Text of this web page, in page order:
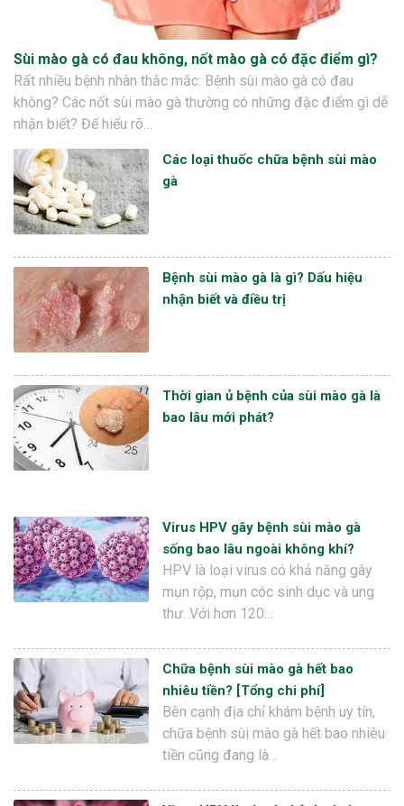
Sùi mào gà có đau không, nốt mào gà có đặc điểm gì?
Rất nhiều bệnh nhân thắc mắc: Bệnh sùi mào gà có đau
không? Các nốt sùi mào gà thường có những đặc điểm gì dễ
nhận biết? Để hiểu rõ…
Các loại thuốc chữa bệnh sùi mào
gà
Bệnh sùi mào gà là gì? Dấu hiệu
nhận biết và điều trị
Thời gian ủ bệnh của sùi mào gà là
bao lâu mới phát?
Virus HPV gây bệnh sùi mào gà
sống bao lâu ngoài không khí?
HPV là loại virus có khả năng gây
mụn rộp, mụn cóc sinh dục và ung
thư. Với hơn 120…
Chữa bệnh sùi mào gà hết bao
nhiêu tiền? [Tổng chi phí]
Bên cạnh địa chỉ khám bệnh uy tín,
chữa bệnh sùi mào gà hết bao nhiêu
tiền cũng đang là…